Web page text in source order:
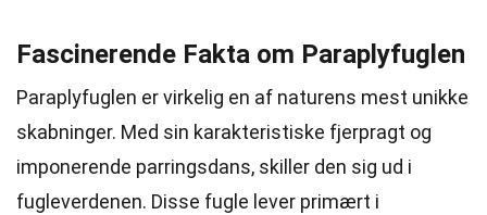
Fascinerende Fakta om Paraplyfuglen
Paraplyfuglen er virkelig en af naturens mest unikke
skabninger. Med sin karakteristiske fjerpragt og
imponerende parringsdans, skiller den sig ud i
fugleverdenen. Disse fugle lever primært i